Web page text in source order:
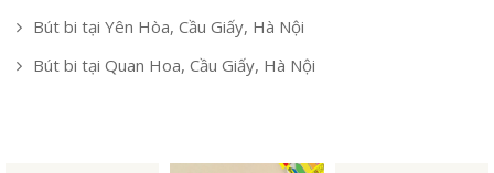
Bút bi tại Yên Hòa, Cầu Giấy, Hà Nội
Bút bi tại Quan Hoa, Cầu Giấy, Hà Nội